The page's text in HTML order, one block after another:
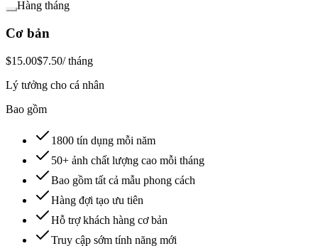
Hàng tháng
Cơ bản
$15.00$7.50/ tháng
Lý tưởng cho cá nhân
Bao gồm
1800 tín dụng mỗi năm
50+ ảnh chất lượng cao mỗi tháng
Bao gồm tất cả mẫu phong cách
Hàng đợi tạo ưu tiên
Hỗ trợ khách hàng cơ bản
Truy cập sớm tính năng mới